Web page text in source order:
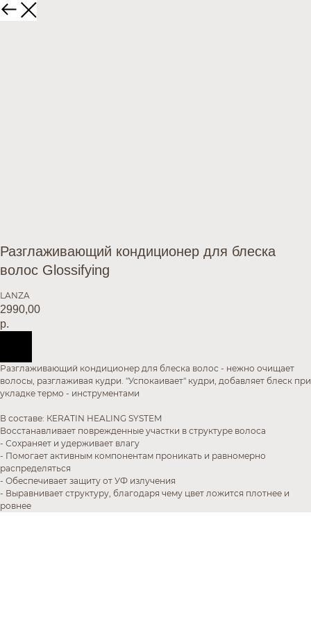
Разглаживающий кондиционер для блеска
волос Glossifying
LANZA
2990,00
р.
Разглаживающий кондиционер для блеска волос - нежно очищает
волосы, разглаживая кудри. "Успокаивает" кудри, добавляет блеск при
укладке термо - инструментами
В составе: КERATIN HEALING SYSTEM
Восстанавливает поврежденные участки в структуре волоса
- Сохраняет и удерживает влагу
- Помогает активным компонентам проникать и равномерно
распределяться
- Обеспечивает защиту от УФ излучения
- Выравнивает структуру, благодаря чему цвет ложится плотнее и
ровнее